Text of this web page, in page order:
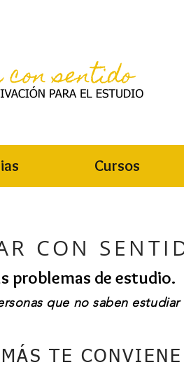
Cursos
CON
problemas de estudio.
que no saben estudiar
TE